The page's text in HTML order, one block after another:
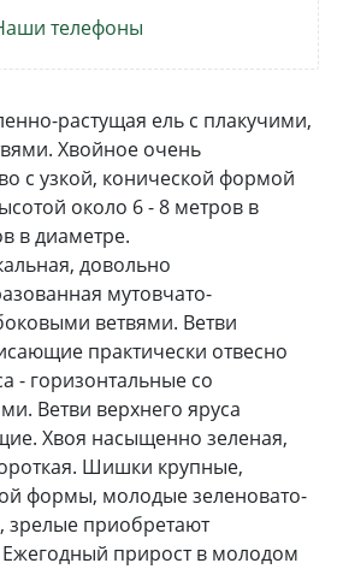
телефоны
растущая ель с плакучими,
Хвойное очень
с узкой, конической формой
около 6 - 8 метров в
в диаметре.
довольно
мутовчато-
ветвями. Ветви
практически отвесно
- горизонтальные со
Ветви верхнего яруса
Хвоя насыщенно зеленая,
Шишки крупные,
формы, молодые зеленовато-
зрелые приобретают
прирост в молодом